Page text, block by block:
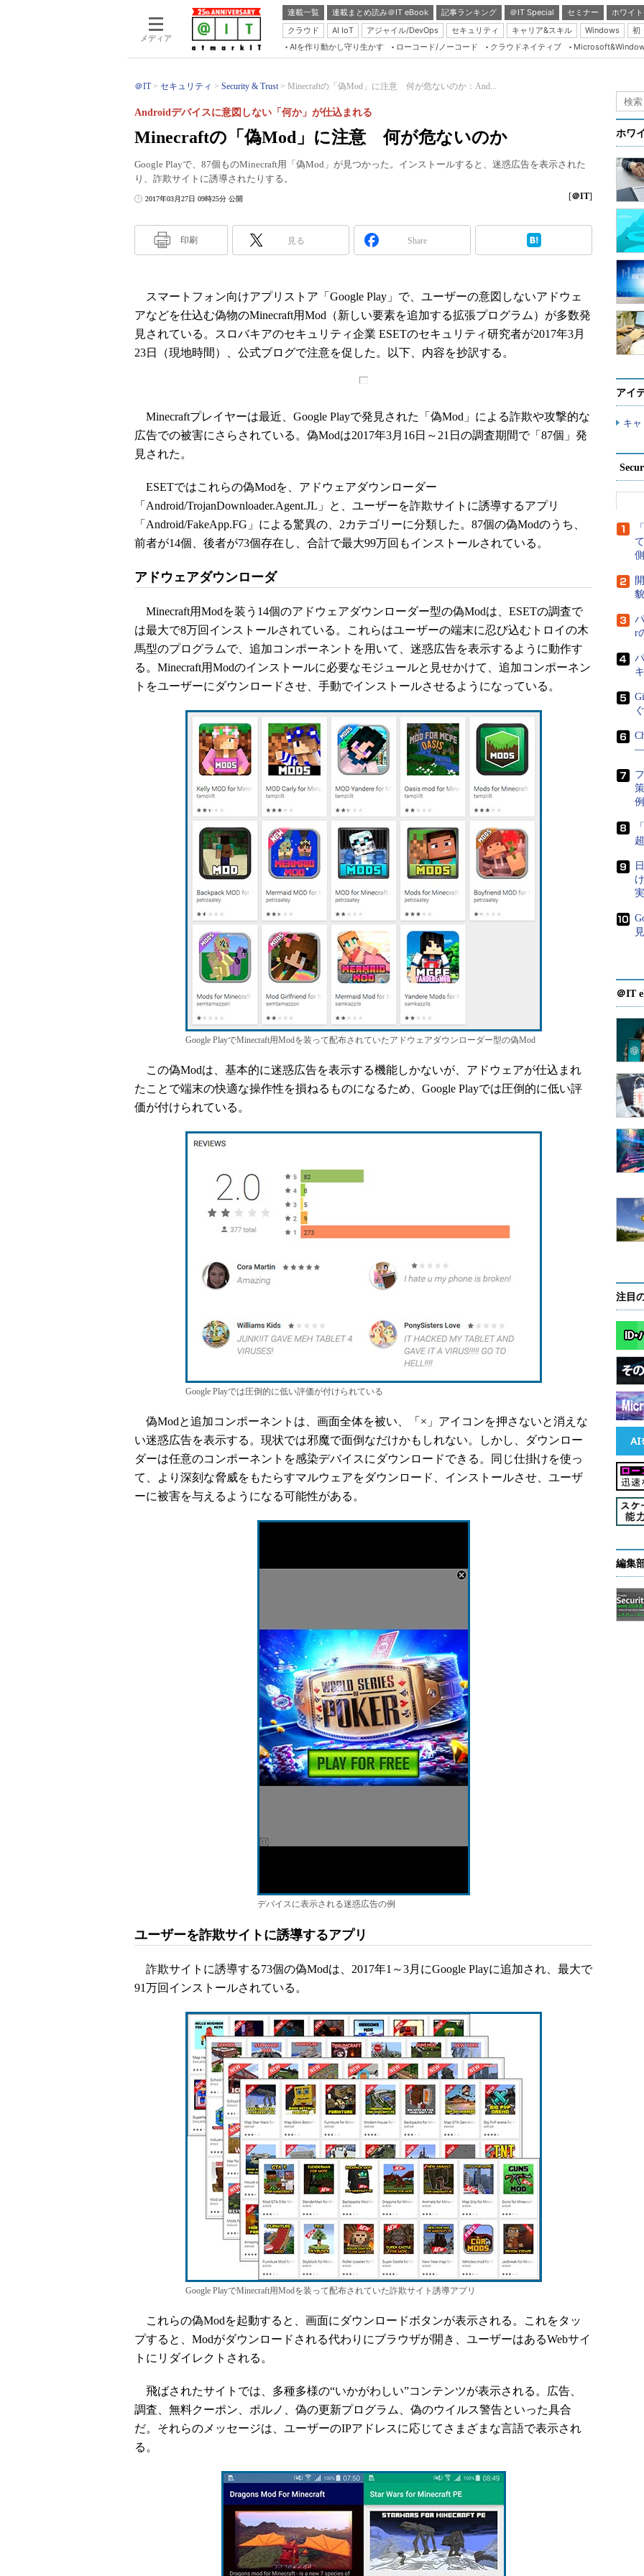
メディア
連載一覧 連載まとめ読み＠IT eBook 記事ランキング ＠IT Special セミナー
ホワイ
クラウド
AI IoT アジャイル/DevOps セキュリティ キャリア&スキル Windows
初
Server & Storage
Database Expert
Linux ＆ OSS
Master of IP Network
Security & Trust
ブログ
AIを作り動かし守り生かす ローコード/ノーコード クラウドネイティブ
＠IT セキュリティ Security & Trust Minecraftの「偽Mod」に注意 何が危ないのか：And...
Minecraftの「偽Mod」に注意 何が危ないのか
Androidデバイスに意図しない「何か」が仕込まれる
Google Playで、87個ものMinecraft用「偽Mod」が見つかった。インストールすると、迷惑広告を表示された
り、詐欺サイトに誘導されたりする。
2017年03月27日 09時25分 公開 [＠IT]
印刷 見る Share
スマートフォン向けアプリストア「Google Play」で、ユーザーの意図しないアドウェ
アなどを仕込む偽物のMinecraft用Mod（新しい要素を追加する拡張プログラム）が多数発
見されている。スロバキアのセキュリティ企業 ESETのセキュリティ研究者が2017年3月
23日（現地時間）、公式ブログで注意を促した。以下、内容を抄訳する。
Minecraftプレイヤーは最近、Google Playで発見された「偽Mod」による詐欺や攻撃的な
広告での被害にさらされている。偽Modは2017年3月16日～21日の調査期間で「87個」発
見された。
ESETではこれらの偽Modを、アドウェアダウンローダー
「Android/TrojanDownloader.Agent.JL」と、ユーザーを詐欺サイトに誘導するアプリ
「Android/FakeApp.FG」による驚異の、2カテゴリーに分類した。87個の偽Modのうち、
前者が14個、後者が73個存在し、合計で最大99万回もインストールされている。
アドウェアダウンローダ
Minecraft用Modを装う14個のアドウェアダウンローダー型の偽Modは、ESETの調査で
は最大で8万回インストールされている。これらはユーザーの端末に忍び込むトロイの木
馬型のプログラムで、追加コンポーネントを用いて、迷惑広告を表示するように動作す
る。Minecraft用Modのインストールに必要なモジュールと見せかけて、追加コンポーネン
トをユーザーにダウンロードさせ、手動でインストールさせるようになっている。
Google PlayでMinecraft用Modを装って配布されていたアドウェアダウンローダー型の偽Mod
この偽Modは、基本的に迷惑広告を表示する機能しかないが、アドウェアが仕込まれ
たことで端末の快適な操作性を損ねるものになるため、Google Playでは圧倒的に低い評
価が付けられている。
Google Playでは圧倒的に低い評価が付けられている
偽Modと追加コンポーネントは、画面全体を被い、「×」アイコンを押さないと消えな
い迷惑広告を表示する。現状では邪魔で面倒なだけかもしれない。しかし、ダウンロー
ダーは任意のコンポーネントを感染デバイスにダウンロードできる。同じ仕掛けを使っ
て、より深刻な脅威をもたらすマルウェアをダウンロード、インストールさせ、ユーザ
ーに被害を与えるようになる可能性がある。
デバイスに表示される迷惑広告の例
ユーザーを詐欺サイトに誘導するアプリ
詐欺サイトに誘導する73個の偽Modは、2017年1～3月にGoogle Playに追加され、最大で
91万回インストールされている。
Google PlayでMinecraft用Modを装って配布されていた詐欺サイト誘導アプリ
これらの偽Modを起動すると、画面にダウンロードボタンが表示される。これをタッ
プすると、Modがダウンロードされる代わりにブラウザが開き、ユーザーはあるWebサイ
トにリダイレクトされる。
飛ばされたサイトでは、多種多様の“いかがわしい”コンテンツが表示される。広告、
調査、無料クーポン、ポルノ、偽の更新プログラム、偽のウイルス警告といった具合
だ。それらのメッセージは、ユーザーのIPアドレスに応じてさまざまな言語で表示され
る。
ホワ
アイ
キ
r
―
＠IT
注目
編集